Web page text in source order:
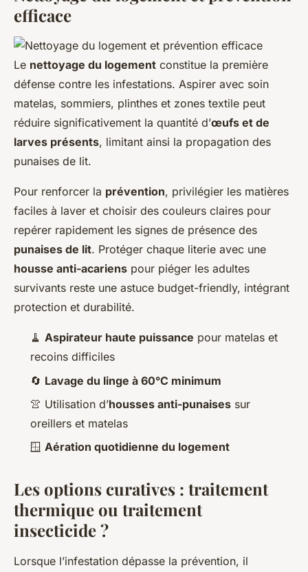
efficace
Le nettoyage du logement constitue la première
défense contre les infestations. Aspirer avec soin
matelas, sommiers, plinthes et zones textile peut
réduire significativement la quantité d’œufs et de
larves présents, limitant ainsi la propagation des
punaises de lit.
Pour renforcer la prévention, privilégier les matières
faciles à laver et choisir des couleurs claires pour
repérer rapidement les signes de présence des
punaises de lit. Protéger chaque literie avec une
housse anti-acariens pour piéger les adultes
survivants reste une astuce budget-friendly, intégrant
protection et durabilité.
🧹 Aspirateur haute puissance pour matelas et
recoins difficiles
🔄 Lavage du linge à 60°C minimum
👚 Utilisation d’housses anti-punaises sur
oreillers et matelas
🪟 Aération quotidienne du logement
Les options curatives : traitement
thermique ou traitement
insecticide ?
Lorsque l’infestation dépasse la prévention, il